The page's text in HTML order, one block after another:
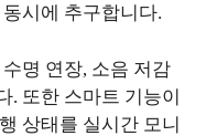
시에 추구합니다.
명 연장, 소음 저감
. 또한 스마트 기능이
상태를 실시간 모니